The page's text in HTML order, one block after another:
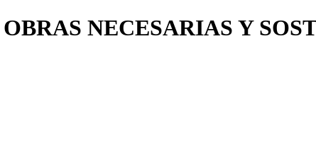
NECESARIAS Y